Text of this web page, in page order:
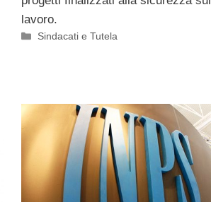
lavoro.
Categorie
Sindacati e Tutela